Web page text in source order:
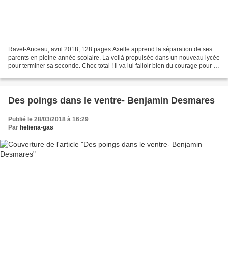
Ravet-Anceau, avril 2018, 128 pages Axelle apprend la séparation de ses
parents en pleine année scolaire. La voilà propulsée dans un nouveau lycée
pour terminer sa seconde. Choc total ! Il va lui falloir bien du courage pour se
Des poings dans le ventre- Benjamin Desmares
Publié le 28/03/2018 à 16:29
Par heliena-gas